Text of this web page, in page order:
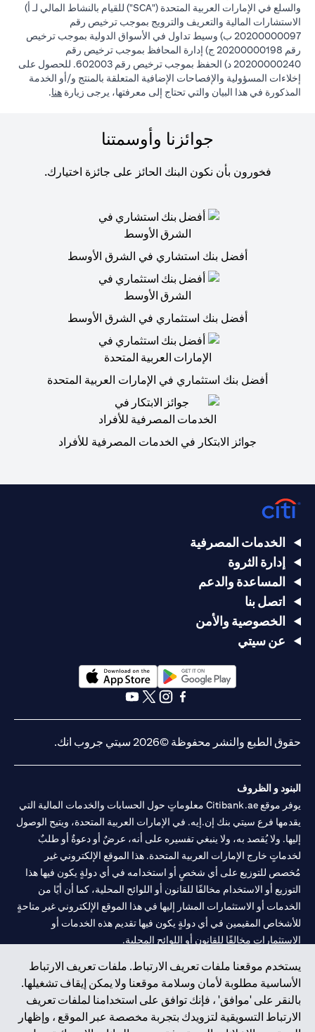
والسلع في الإمارات العربية المتحدة ("SCA") للقيام بالنشاط المالي لـ أ)
الاستشارات المالية والتعريف والترويج بموجب ترخيص رقم
20200000097 ب) وسيط تداول في الأسواق الدولية بموجب ترخيص
رقم 20200000198 ج) إدارة المحافظ بموجب ترخيص رقم
20200000240 د) الحفظ بموجب ترخيص رقم 602003. للحصول على
إخلاءات المسؤولية والإفصاحات الإضافية المتعلقة بالمنتج و/أو الخدمة
المذكورة في هذا البيان والتي تحتاج إلى معرفتها، يرجى زيارة هنا.
جوائزنا وأوسمتنا
فخورون بأن نكون البنك الحائز على جائزة اختيارك.
أفضل بنك استشاري في الشرق الأوسط
أفضل بنك استثماري في الشرق الأوسط
أفضل بنك استثماري في الإمارات العربية المتحدة
جوائز الابتكار في الخدمات المصرفية للأفراد
يستخدم موقعنا ملفات تعريف الارتباط. ملفات تعريف الارتباط
الأساسية مطلوبة لأمان وسلامة موقعنا ولا يمكن إيقاف تشغيلها.
بالنقر على 'موافق' ، فإنك توافق على استخدامنا لملفات تعريف
الارتباط التسويقية لتزويدك بتجربة مخصصة عبر الموقع ، وإظهار
الخدمات المصرفية
إدارة الثروة
المساعدة والدعم
اتصل بنا
الخصوصية والأمن
عن سيتي
opens in a new tab
opens in a new tab
حقوق الطبع والنشر محفوظة ©2026 سيتي جروب انك.
البنود و الظروف
يوفر موقع Citibank.ae معلوماتٍ حول الحسابات والخدمات المالية التي
يقدمها فرع سيتي بنك إن.إيه. في الإمارات العربية المتحدة، ويتيح الوصول
إليها. ولا يُقصد به، ولا ينبغي تفسيره على أنه، عرضٌ أو دعوةٌ أو طلبٌ
لخدماتٍ خارج الإمارات العربية المتحدة. هذا الموقع الإلكتروني غير
مُخصص للتوزيع على أي شخصٍ أو استخدامه في أي دولةٍ يكون فيها هذا
التوزيع أو الاستخدام مخالفًا للقانون أو اللوائح المحلية، كما أن أيًا من
الخدمات أو الاستثمارات المشار إليها في هذا الموقع الإلكتروني غير متاحةٍ
للأشخاص المقيمين في أي دولةٍ يكون فيها تقديم هذه الخدمات أو
الاستثمارات مخالفًا للقانون أو اللوائح المحلية.
سيتي بنك هي علامة خدمة لشركة Citigroup Inc. أو .Citibank N.A ،
مستخدمة ومسجلة في جميع أنحاء العالم.
سيتي بنك إن. إيه. الإمارات مسجل لدى مصرف الإمارات المركزي تحت